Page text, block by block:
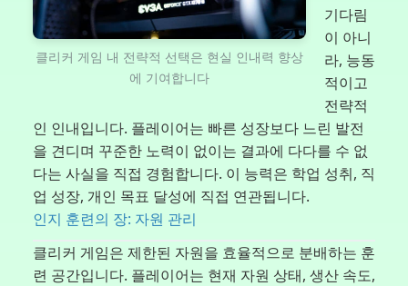
클리커 게임 내 전략적 선택은 현실 인내력 향상
에 기여합니다
기다림
이 아니
라, 능동
적이고
전략적
인 인내입니다. 플레이어는 빠른 성장보다 느린 발전
을 견디며 꾸준한 노력이 없이는 결과에 다다를 수 없
다는 사실을 직접 경험합니다. 이 능력은 학업 성취, 직
업 성장, 개인 목표 달성에 직접 연관됩니다.
인지 훈련의 장: 자원 관리
클리커 게임은 제한된 자원을 효율적으로 분배하는 훈
련 공간입니다. 플레이어는 현재 자원 상태, 생산 속도,